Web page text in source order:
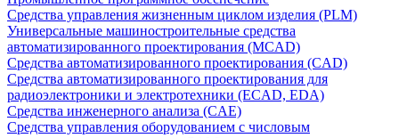
Средства управления жизненным циклом изделия (PLM)
Универсальные машиностроительные средства
автоматизированного проектирования (MCAD)
Средства автоматизированного проектирования (CAD)
Средства автоматизированного проектирования для
радиоэлектроники и электротехники (ECAD, EDA)
Средства инженерного анализа (CAE)
Средства управления оборудованием с числовым